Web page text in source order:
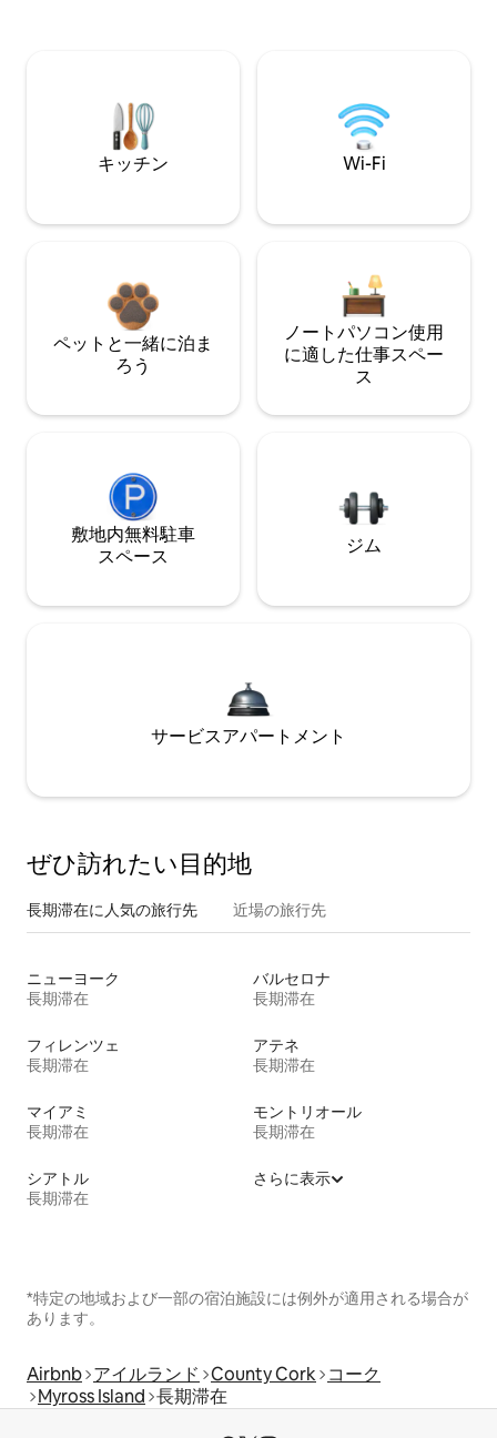
キッチン Wi-Fi
ペットと一緒に泊ま
ろう
ノートパソコン使用
に適した仕事スペー
ス
敷地内無料駐⁠車
ス⁠ペ⁠ー⁠ス
ジム
サービスアパートメント
ぜひ訪⁠れ⁠た⁠い目⁠的⁠地
長期滞在に人気の旅行先 近場の旅行先
ニューヨーク
長期滞在
バルセロナ
長期滞在
フィレンツェ
長期滞在
アテネ
長期滞在
マイアミ
長期滞在
モントリオール
長期滞在
シアトル
長期滞在
さらに表示
*特定の地域および一部の宿泊施設には例外が適用される場合が
あります。
Airbnb アイルランド County Cork コーク
Myross Island 長期滞在